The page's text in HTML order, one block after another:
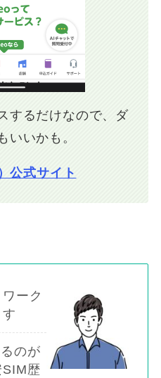
するだけなので、ダ
いいかも。
公式サイト
ーク
のが
SIM歴